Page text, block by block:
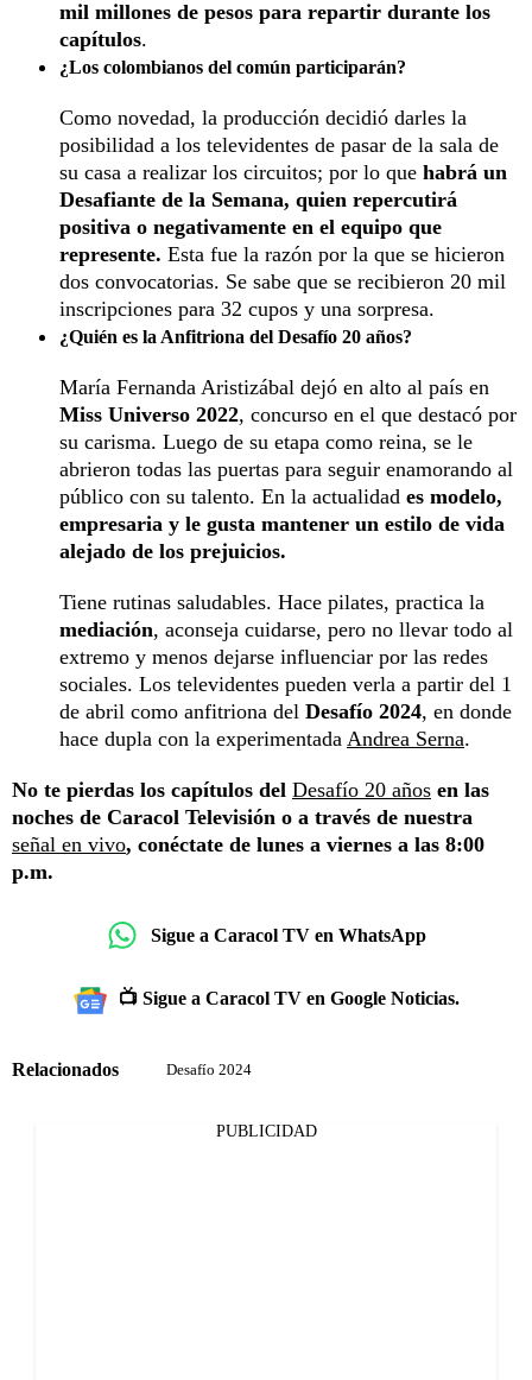
mil millones de pesos para repartir durante los
capítulos.
¿Los colombianos del común participarán?
Como novedad, la producción decidió darles la
posibilidad a los televidentes de pasar de la sala de
su casa a realizar los circuitos; por lo que habrá un
Desafiante de la Semana, quien repercutirá
positiva o negativamente en el equipo que
represente. Esta fue la razón por la que se hicieron
dos convocatorias. Se sabe que se recibieron 20 mil
inscripciones para 32 cupos y una sorpresa.
¿Quién es la Anfitriona del Desafío 20 años?
María Fernanda Aristizábal dejó en alto al país en
Miss Universo 2022, concurso en el que destacó por
su carisma. Luego de su etapa como reina, se le
abrieron todas las puertas para seguir enamorando al
público con su talento. En la actualidad es modelo,
empresaria y le gusta mantener un estilo de vida
alejado de los prejuicios.
Tiene rutinas saludables. Hace pilates, practica la
mediación, aconseja cuidarse, pero no llevar todo al
extremo y menos dejarse influenciar por las redes
sociales. Los televidentes pueden verla a partir del 1
de abril como anfitriona del Desafío 2024, en donde
hace dupla con la experimentada Andrea Serna.
No te pierdas los capítulos del Desafío 20 años en las
noches de Caracol Televisión o a través de nuestra
señal en vivo, conéctate de lunes a viernes a las 8:00
p.m.
Sigue a Caracol TV en WhatsApp
📺 Sigue a Caracol TV en Google Noticias.
Relacionados Desafío 2024
PUBLICIDAD